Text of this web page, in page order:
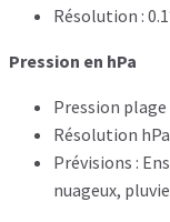
Résolution :
Pression en hPa
Pression plage
Résolution hPa
Prévisions :
nuageux,